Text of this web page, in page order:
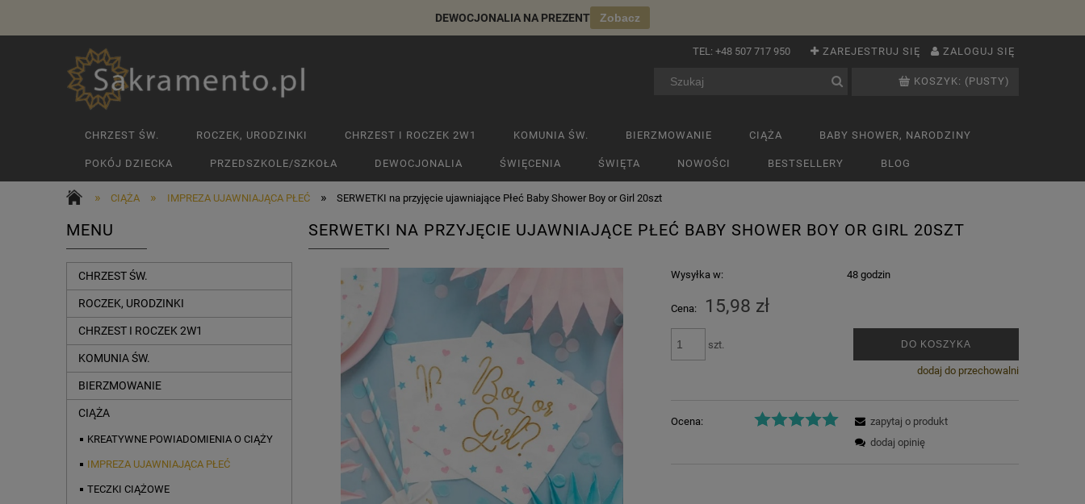
DEWOCJONALIA NA PREZENT Zobacz
ZAREJESTRUJ SIĘ ZALOGUJ SIĘ
TEL: +48 507 717 950
KOSZYK: (PUSTY)
CHRZEST ŚW. ROCZEK, URODZINKI CHRZEST I ROCZEK 2W1 KOMUNIA ŚW. BIERZMOWANIE CIĄŻA BABY SHOWER, NARODZINY
POKÓJ DZIECKA PRZEDSZKOLE/SZKOŁA DEWOCJONALIA ŚWIĘCENIA ŚWIĘTA NOWOŚCI BESTSELLERY BLOG
» CIĄŻA » IMPREZA UJAWNIAJĄCA PŁEĆ » SERWETKI na przyjęcie ujawniające Płeć Baby Shower Boy or Girl 20szt
MENU
CHRZEST ŚW.
ROCZEK, URODZINKI
CHRZEST I ROCZEK 2W1
KOMUNIA ŚW.
BIERZMOWANIE
CIĄŻA
KREATYWNE POWIADOMIENIA O CIĄŻY
IMPREZA UJAWNIAJĄCA PŁEĆ
TECZKI CIĄŻOWE
SERWETKI NA PRZYJĘCIE UJAWNIAJĄCE PŁEĆ BABY SHOWER BOY OR GIRL 20SZT
Wysyłka w: 48 godzin
Cena: 15,98 zł
szt. DO KOSZYKA
dodaj do przechowalni
Ocena:
zapytaj o produkt
dodaj opinię